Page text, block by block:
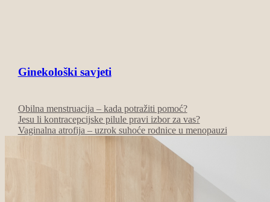
Ginekološki savjeti
Obilna menstruacija – kada potražiti pomoć?
Jesu li kontracepcijske pilule pravi izbor za vas?
Vaginalna atrofija – uzrok suhoće rodnice u menopauzi